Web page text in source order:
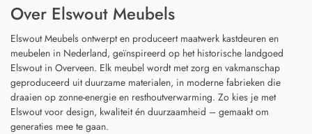
Over Elswout Meubels
Elswout Meubels ontwerpt en produceert maatwerk kastdeuren en
meubelen in Nederland, geïnspireerd op het historische landgoed
Elswout in Overveen. Elk meubel wordt met zorg en vakmanschap
geproduceerd uit duurzame materialen, in moderne fabrieken die
draaien op zonne-energie en resthoutverwarming. Zo kies je met
Elswout voor design, kwaliteit én duurzaamheid – gemaakt om
generaties mee te gaan.